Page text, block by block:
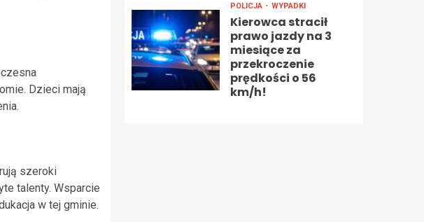
Dzieci mają
szeroki
talenty. Wsparcie
w tej gminie.
POLICJA WYPADKI
Kierowca stracił
prawo jazdy na 3
miesiące za
przekroczenie
prędkości o 56
km/h!